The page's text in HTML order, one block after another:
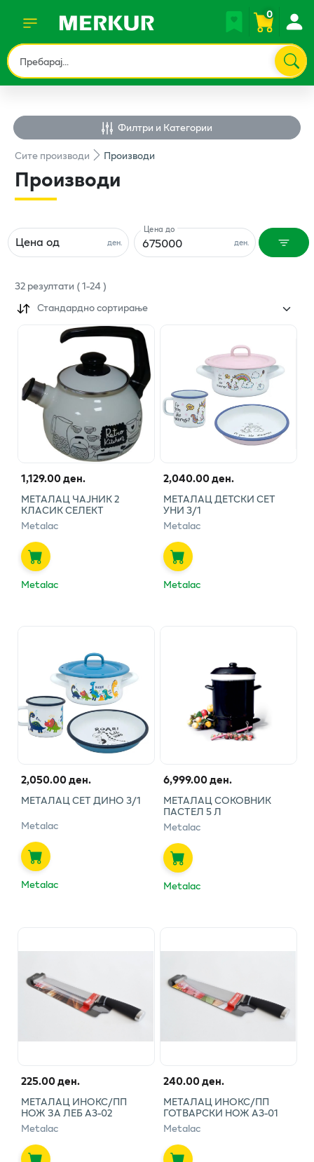
0
Филтри и Категории
Ситепроизводи Производи
Производи
ден.
Цена од ден.
Цена до
32резултати (1-24)
Стандардно сортирање
1,129.00 ден.
МЕТАЛАЦ ЧАЈНИК 2
КЛАСИК СЕЛЕКТ
Metalac
Metalac
2,040.00 ден.
МЕТАЛАЦ ДЕТСКИ СЕТ
УНИ 3/1
Metalac
Metalac
2,050.00 ден.
МЕТАЛАЦ СЕТ ДИНО 3/1
Metalac
Metalac
6,999.00 ден.
МЕТАЛАЦ СОКОВНИК
ПАСТЕЛ 5 Л
Metalac
Metalac
225.00 ден.
МЕТАЛАЦ ИНОКС/ПП
НОЖ ЗА ЛЕБ А3-02
Metalac
240.00 ден.
МЕТАЛАЦ ИНОКС/ПП
ГОТВАРСКИ НОЖ А3-01
Metalac